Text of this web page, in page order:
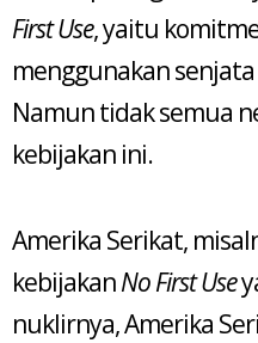
First Use, yaitu
menggunakan
Namun tidak semua
kebijakan ini.
Amerika Serikat,
kebijakanNo First Use
nuklirnya, Amerika